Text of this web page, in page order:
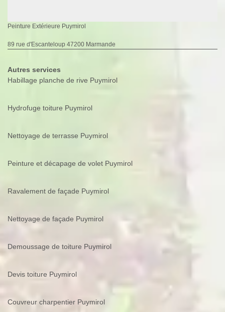
Peinture Extérieure Puymirol
89 rue d'Escanteloup 47200 Marmande
Autres services
Habillage planche de rive Puymirol
Hydrofuge toiture Puymirol
Nettoyage de terrasse Puymirol
Peinture et décapage de volet Puymirol
Ravalement de façade Puymirol
Nettoyage de façade Puymirol
Demoussage de toiture Puymirol
Devis toiture Puymirol
Couvreur charpentier Puymirol